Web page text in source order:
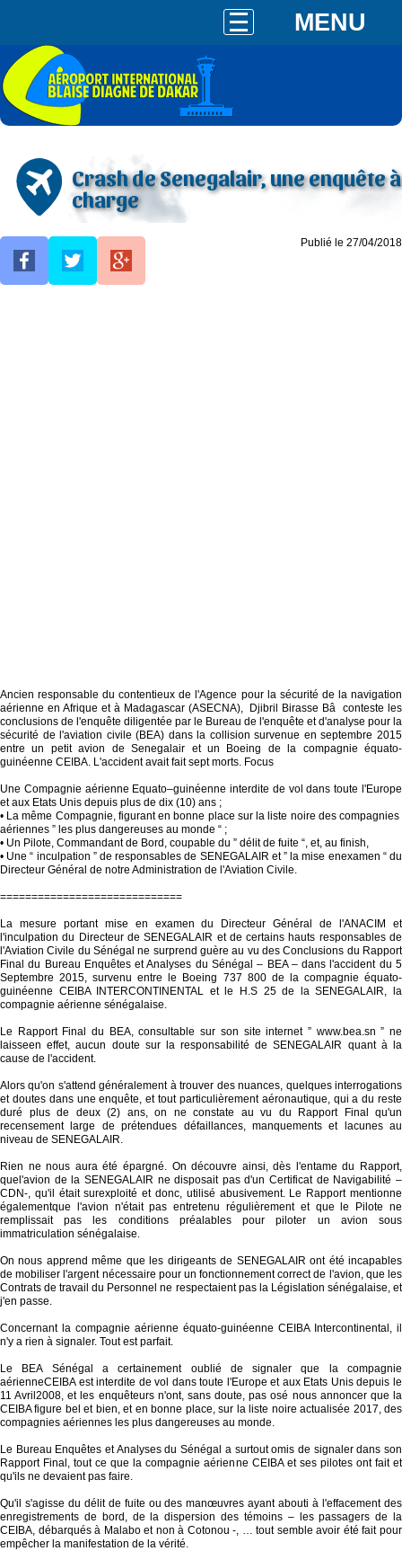
MENU
Crash de Senegalair, une enquête à
charge
Publié le 27/04/2018
Ancien responsable du contentieux de l'Agence pour la sécurité de la navigation
aérienne en Afrique et à Madagascar (ASECNA), Djibril Birasse Bâ conteste les
conclusions de l'enquête diligentée par le Bureau de l'enquête et d'analyse pour la
sécurité de l'aviation civile (BEA) dans la collision survenue en septembre 2015
entre un petit avion de Senegalair et un Boeing de la compagnie équato-
guinéenne CEIBA. L'accident avait fait sept morts. Focus
Une Compagnie aérienne Equato–guinéenne interdite de vol dans toute l'Europe
et aux Etats Unis depuis plus de dix (10) ans ;
• La même Compagnie, figurant en bonne place sur la liste noire des compagnies
aériennes ” les plus dangereuses au monde “ ;
• Un Pilote, Commandant de Bord, coupable du ” délit de fuite “, et, au finish,
• Une “ inculpation ” de responsables de SENEGALAIR et ” la mise enexamen “ du
Directeur Général de notre Administration de l'Aviation Civile.
=============================
La mesure portant mise en examen du Directeur Général de l'ANACIM et
l'inculpation du Directeur de SENEGALAIR et de certains hauts responsables de
l'Aviation Civile du Sénégal ne surprend guère au vu des Conclusions du Rapport
Final du Bureau Enquêtes et Analyses du Sénégal – BEA – dans l'accident du 5
Septembre 2015, survenu entre le Boeing 737 800 de la compagnie équato-
guinéenne CEIBA INTERCONTINENTAL et le H.S 25 de la SENEGALAIR, la
compagnie aérienne sénégalaise.
Le Rapport Final du BEA, consultable sur son site internet ” www.bea.sn ” ne
laisseen effet, aucun doute sur la responsabilité de SENEGALAIR quant à la
cause de l'accident.
Alors qu'on s'attend généralement à trouver des nuances, quelques interrogations
et doutes dans une enquête, et tout particulièrement aéronautique, qui a du reste
duré plus de deux (2) ans, on ne constate au vu du Rapport Final qu'un
recensement large de prétendues défaillances, manquements et lacunes au
niveau de SENEGALAIR.
Rien ne nous aura été épargné. On découvre ainsi, dès l'entame du Rapport,
quel'avion de la SENEGALAIR ne disposait pas d'un Certificat de Navigabilité –
CDN-, qu'il était surexploité et donc, utilisé abusivement. Le Rapport mentionne
égalementque l'avion n'était pas entretenu régulièrement et que le Pilote ne
remplissait pas les conditions préalables pour piloter un avion sous
immatriculation sénégalaise.
On nous apprend même que les dirigeants de SENEGALAIR ont été incapables
de mobiliser l'argent nécessaire pour un fonctionnement correct de l'avion, que les
Contrats de travail du Personnel ne respectaient pas la Législation sénégalaise, et
j'en passe.
Concernant la compagnie aérienne équato-guinéenne CEIBA Intercontinental, il
n'y a rien à signaler. Tout est parfait.
Le BEA Sénégal a certainement oublié de signaler que la compagnie
aérienneCEIBA est interdite de vol dans toute l'Europe et aux Etats Unis depuis le
11 Avril2008, et les enquêteurs n'ont, sans doute, pas osé nous annoncer que la
CEIBA figure bel et bien, et en bonne place, sur la liste noire actualisée 2017, des
compagnies aériennes les plus dangereuses au monde.
Le Bureau Enquêtes et Analyses du Sénégal a surtout omis de signaler dans son
Rapport Final, tout ce que la compagnie aérienne CEIBA et ses pilotes ont fait et
qu'ils ne devaient pas faire.
Qu'il s'agisse du délit de fuite ou des manœuvres ayant abouti à l'effacement des
enregistrements de bord, de la dispersion des témoins – les passagers de la
CEIBA, débarqués à Malabo et non à Cotonou -, … tout semble avoir été fait pour
empêcher la manifestation de la vérité.